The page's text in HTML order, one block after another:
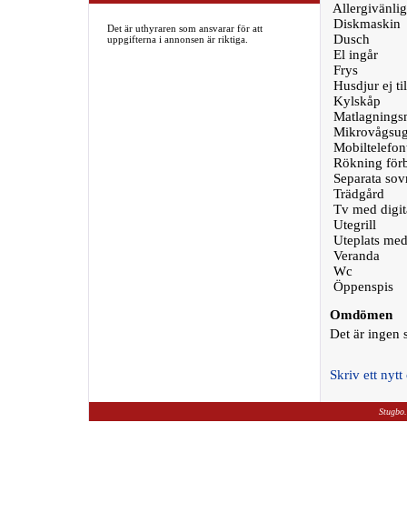
Det är uthyraren som ansvarar för att
uppgifterna i annonsen är riktiga.
Diskmaskin
Dusch
El ingår
Frys
Husdjur ej
Kylskåp
Rökning
Separata
Trädgård
Tv med
Utegrill
Uteplats
Veranda
Wc
Öppenspis
Omdömen
Det är ingen
Skriv ett nytt